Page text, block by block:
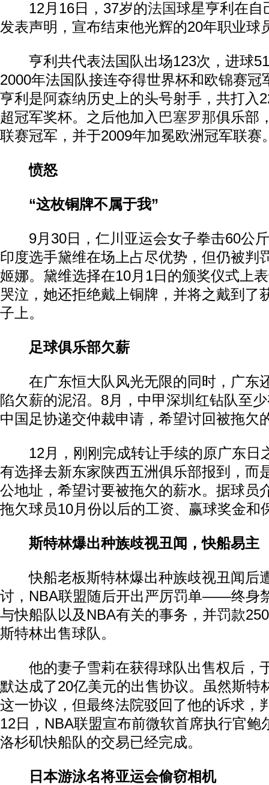
12月16日，37岁的法国球星亨利在自
发表声明，宣布结束他光辉的20年职业球
亨利共代表法国队出场123次，进球51
2000年法国队接连夺得世界杯和欧锦赛冠
亨利是阿森纳历史上的头号射手，共打入
超冠军奖杯。之后他加入 巴塞罗那俱乐部
联赛冠军，并于2009年加冕欧洲冠军联赛
愤怒
“这枚铜牌不属于我”
9月30日，仁川亚运会女子拳击60公斤
印度选手黛维在场上占尽优势，但仍被判
姬娜。黛维选择在10月1日的颁奖仪式上
哭泣，她还拒绝戴上铜牌，并将之戴到了
子上。
足球俱乐部欠薪
在广东恒大队风光无限的同时，广东
陷欠薪的泥沼。8月，中甲深圳红钻队至
中国足协递交仲裁申请，希望讨回被拖欠
12月，刚刚完成转让手续的原广东日
有选择去新东家陕西五洲俱乐部报到，而
公地址，希望讨要被拖欠的薪水。据球员
拖欠球员10月份以后的工资、赢球奖金和
斯特林爆出种族歧视丑闻，快船易主
快船老板斯特林爆出种族歧视丑闻后
讨，NBA联盟随后开出严厉罚单——终身
与快船队以及NBA有关的事务，并罚款
斯特林出售球队。
他的妻子雪莉在获得球队出售权后，
默达成了20亿美元的出售协议。虽然斯特
这一协议，但最终法院驳回了他的诉求，
12日，NBA联盟宣布前微软首席执行官鲍
洛杉矶快船队的交易已经完成。
日本游泳名将亚运会偷窃相机